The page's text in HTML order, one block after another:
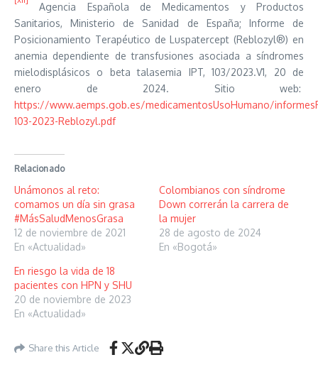
Agencia Española de Medicamentos y Productos
Sanitarios, Ministerio de Sanidad de España; Informe de
Posicionamiento Terapéutico de Luspatercept (Reblozyl®) en
anemia dependiente de transfusiones asociada a síndromes
mielodisplásicos o beta talasemia IPT, 103/2023.V1, 20 de
enero de 2024. Sitio web:
https://www.aemps.gob.es/medicamentosUsoHumano/
103-2023-Reblozyl.pdf
Relacionado
Unámonos al reto:
comamos un día sin grasa
#MásSaludMenosGrasa
12 de noviembre de 2021
En «Actualidad»
Colombianos con síndrome
Down correrán la carrera de
la mujer
28 de agosto de 2024
En «Bogotá»
En riesgo la vida de 18
pacientes con HPN y SHU
20 de noviembre de 2023
En «Actualidad»
Share this Article